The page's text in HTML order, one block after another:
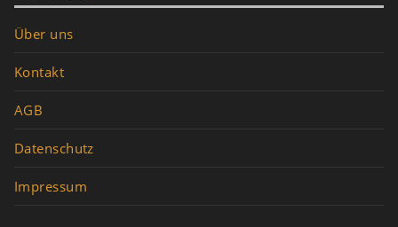
Über uns
Kontakt
AGB
Datenschutz
Impressum